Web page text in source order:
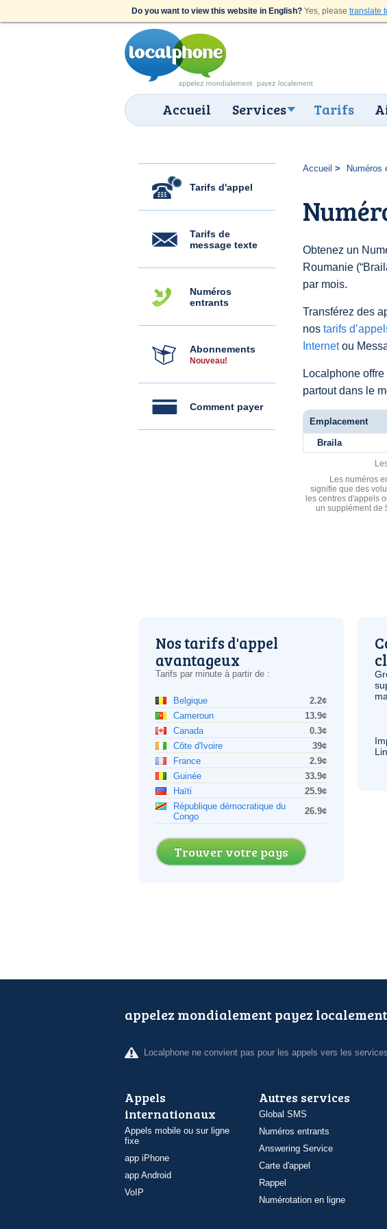
Do you want to view this website in English? Yes, please translate
Accueil Services Tarifs
Tarifs d'appel
Tarifs de
message texte
Numéros
entrants
Abonnements
Nouveau!
Comment payer
Accueil Numéros
Obtenez un
Roumanie
par mois.
Transférez des
nos tarifs
Internetou
Localphone
partout dans le
Emplacement
Braila
Les numéros
signifie que des
les centres d'appels
un supplément de
Nos tarifs d'appel
avantageux
Tarifs par minute à partir de :
Belgique
2.2¢
Cameroun
13.9¢
Canada
0.3¢
Côte d'Ivoire
39¢
France
2.9¢
Guinée
33.9¢
Haïti
25.9¢
République démocratique du
Congo
26.9¢
Trouver votre pays
appelez mondialement payez localement
Localphone ne convient pas pour les appels vers les
Appels
internationaux
Appels mobile ou sur ligne
fixe
app iPhone
app Android
VoIP
Autres services
Global SMS
Numéros entrants
Answering Service
Carte d'appel
Rappel
Numérotation en ligne